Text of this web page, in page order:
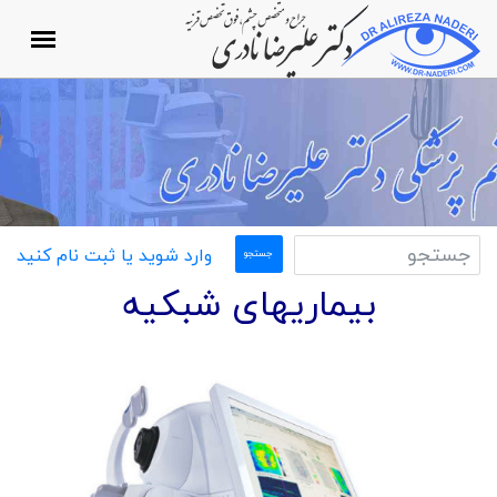
وارد شوید یا ثبت نام کنید
بیماریهای شبکیه